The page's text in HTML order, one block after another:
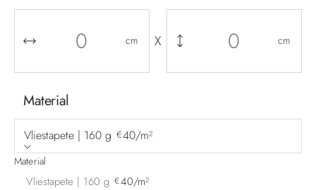
cm X cm
Material
Vliestapete | 160 g €40/m²
Material
Vliestapete | 160 g €40/m²